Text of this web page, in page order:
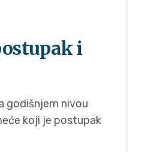
i
godišnjem nivou
koji je postupak